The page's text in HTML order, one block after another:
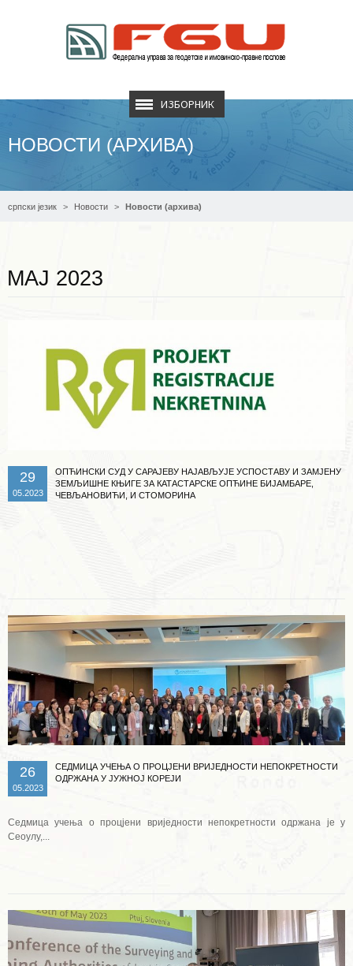
ИЗБОРНИК
НОВОСТИ (АРХИВА)
српски језик Новости Новости (архива)
МАЈ 2023
29
05.2023
ОПЋИНСКИ СУД У САРАЈЕВУ НАЈАВЉУЈЕ УСПОСТАВУ И ЗАМЈЕНУ
ЗЕМЉИШНЕ КЊИГЕ ЗА КАТАСТАРСКЕ ОПЋИНЕ БИЈАМБАРЕ,
ЧЕВЉАНОВИЋИ, И СТОМОРИНА
26
05.2023
СЕДМИЦА УЧЕЊА О ПРОЦЈЕНИ ВРИЈЕДНОСТИ НЕПОКРЕТНОСТИ
ОДРЖАНА У ЈУЖНОЈ КОРЕЈИ
Седмица учења о процјени вриједности непокретности одржана је у
Сеоулу,...